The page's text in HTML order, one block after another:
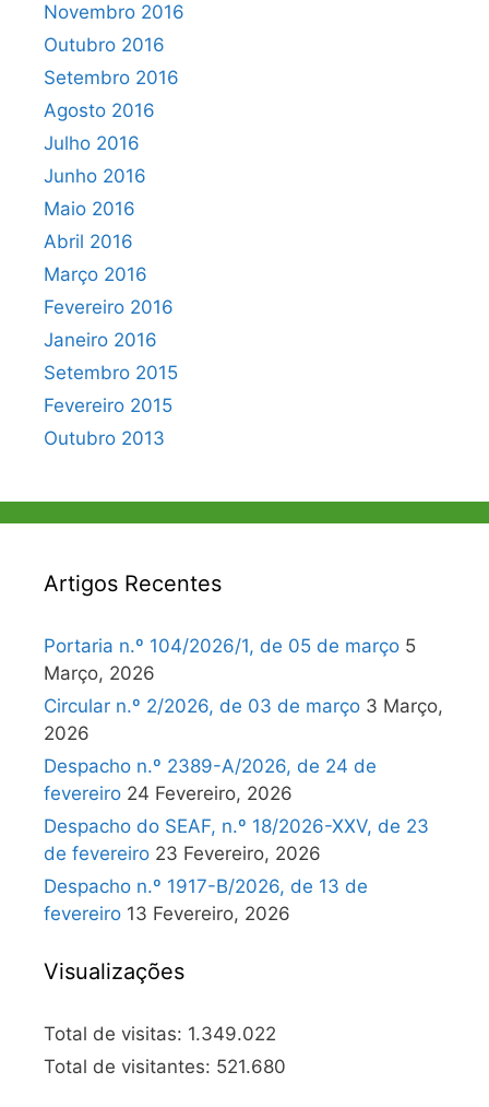
Novembro 2016
Outubro 2016
Setembro 2016
Agosto 2016
Julho 2016
Junho 2016
Maio 2016
Abril 2016
Março 2016
Fevereiro 2016
Janeiro 2016
Setembro 2015
Fevereiro 2015
Outubro 2013
Artigos Recentes
Portaria n.º 104/2026/1, de 05 de março 5
Março, 2026
Circular n.º 2/2026, de 03 de março 3 Março,
2026
Despacho n.º 2389-A/2026, de 24 de
fevereiro 24 Fevereiro, 2026
Despacho do SEAF, n.º 18/2026-XXV, de 23
de fevereiro 23 Fevereiro, 2026
Despacho n.º 1917-B/2026, de 13 de
fevereiro 13 Fevereiro, 2026
Visualizações
Total de visitas: 1.349.022
Total de visitantes: 521.680